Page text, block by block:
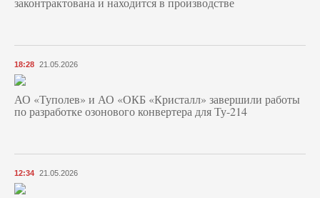
18:28 21.05.2026
АО «Туполев» и АО «ОКБ «Кристалл» завершили работы
по разработке озонового конвертера для Ту-214
12:34 21.05.2026